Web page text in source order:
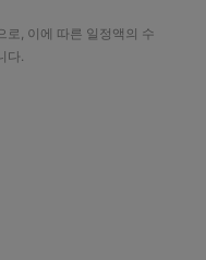
로, 이에 따른 일정액의 수
다.